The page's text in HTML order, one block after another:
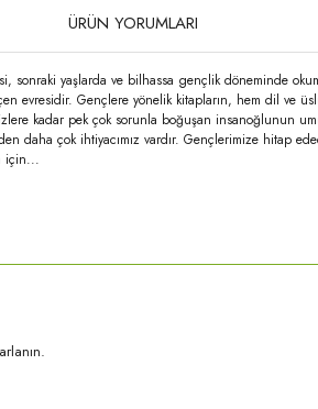
ÜRÜN YORUMLARI
sonraki yaşlarda ve bilhassa gençlik
evresidir. Gençlere yönelik kitapların, hem dil
kadar pek çok sorunla boğuşan insanoğlunun
çok ihtiyacımız vardır. Gençlerimize hitap
için...